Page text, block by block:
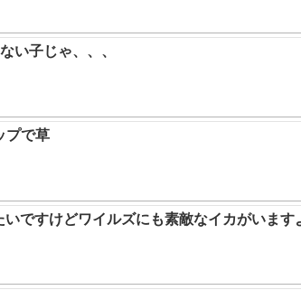
い子じゃ、、、
プで草
ですけどワイルズにも素敵なイカがいます